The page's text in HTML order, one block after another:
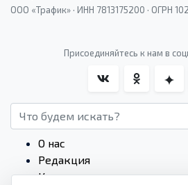
ООО «Трафик» · ИНН 7813175200 · ОГРН
Присоединяйтесь к нам в
О нас
Редакция
Контакты